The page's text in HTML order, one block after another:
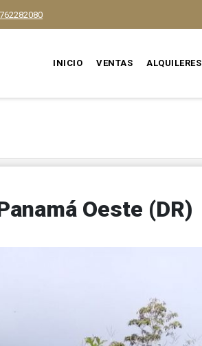
INICIO VENTAS ALQUILERES
Oeste (DR)